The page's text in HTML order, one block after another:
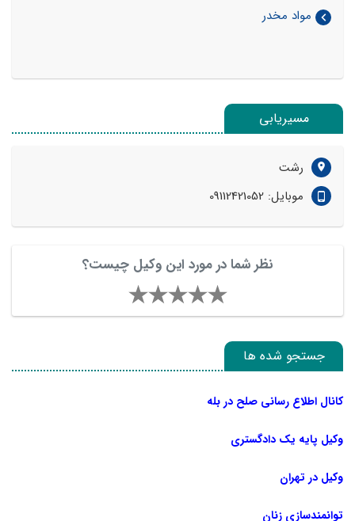
مواد مخدر
مسیریابی
رشت
موبایل: 09112421052
نظر شما در مورد این وکیل چیست؟
جستجو شده ها
کانال اطلاع رسانی صلح در بله
وکیل پایه یک دادگستری
وکیل در تهران
توانمندسازی زنان